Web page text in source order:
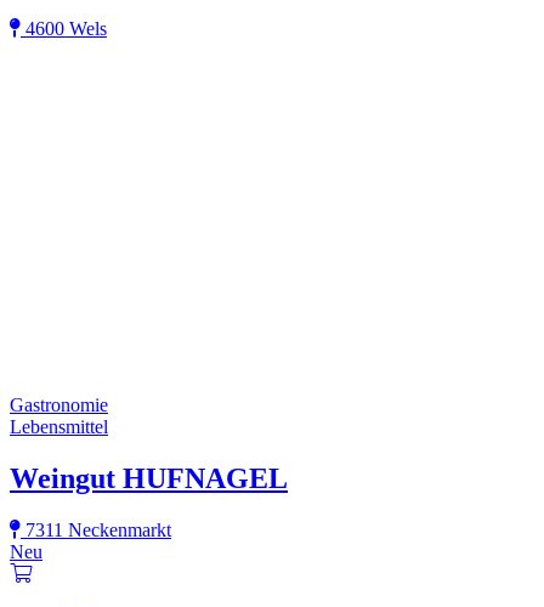
4600 Wels
Gastronomie
Lebensmittel
Weingut HUFNAGEL
7311 Neckenmarkt
Neu